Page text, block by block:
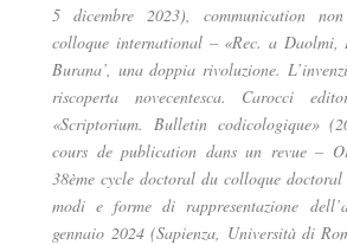
5 dicembre 2023), communication
colloque international – «Rec. a Daolmi,
Burana’, una doppia rivoluzione.
riscoperta novecentesca. Carocci
«Scriptorium. Bulletin codicologique»
cours de publication dans un revue –
38ème cycle doctoral du colloque
modi e forme di rappresentazione
gennaio 2024 (Sapienza, Università di